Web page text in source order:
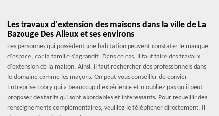
Les travaux d'extension des maisons dans la ville de La
Bazouge Des Alleux et ses environs
Les personnes qui possèdent une habitation peuvent constater le manque
d'espace, car la famille s'agrandit. Dans ce cas, il faut faire des travaux
d'extension de la maison. Ainsi, il faut rechercher des professionnels dans
le domaine comme les maçons. On peut vous conseiller de convier
Entreprise Lobry qui a beaucoup d'expérience et n'oubliez pas qu'il peut
proposer des tarifs qui sont abordables et intéressants. Pour recueillir des
renseignements complémentaires, veuillez le téléphoner directement. Il